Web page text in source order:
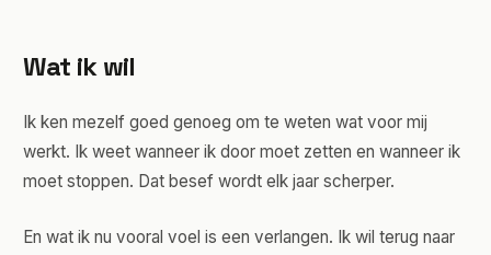
Wat ik wil
Ik ken mezelf goed genoeg om te weten wat voor mij
werkt. Ik weet wanneer ik door moet zetten en wanneer ik
moet stoppen. Dat besef wordt elk jaar scherper.
En wat ik nu vooral voel is een verlangen. Ik wil terug naar